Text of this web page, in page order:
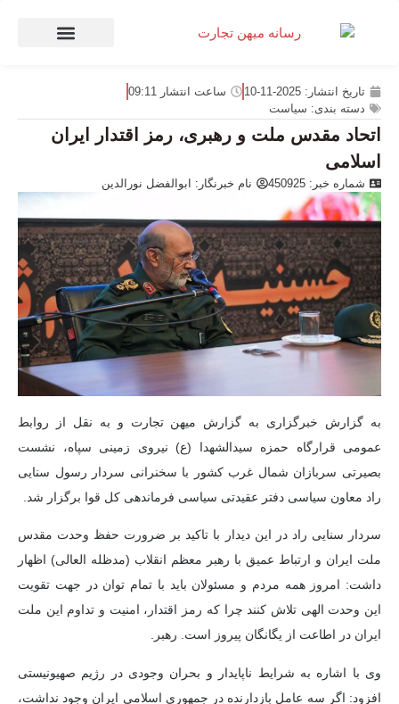
تاریخ انتشار: 2025-11-10 ساعت انتشار 09:11
دسته بندی: سیاست
اتحاد مقدس ملت و رهبری، رمز اقتدار ایران
اسلامی
شماره خبر: 450925 نام خبرنگار: ابوالفضل نورالدین
به گزارش خبرگزاری به گزارش میهن تجارت و به نقل از روابط
عمومی قرارگاه حمزه سیدالشهدا (ع) نیروی زمینی سپاه، نشست
بصیرتی سربازان شمال غرب کشور با سخنرانی سردار رسول سنایی
راد معاون سیاسی دفتر عقیدتی سیاسی فرماندهی کل قوا برگزار شد.
سردار سنایی راد در این دیدار با تاکید بر ضرورت حفظ وحدت مقدس
ملت ایران و ارتباط عمیق با رهبر معظم انقلاب (مدظله العالی) اظهار
داشت: امروز همه مردم و مسئولان باید با تمام توان در جهت تقویت
این وحدت الهی تلاش کنند چرا که رمز اقتدار، امنیت و تداوم این ملت
ایران در اطاعت از یگانگان پیروز است. رهبر.
وی با اشاره به شرایط ناپایدار و بحران وجودی در رژیم صهیونیستی
افزود: اگر سه عامل بازدارنده در جمهوری اسلامی ایران وجود نداشت،